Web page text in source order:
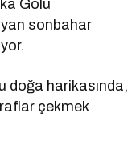
Gölü
sonbahar
doğa harikasında,
çekmek